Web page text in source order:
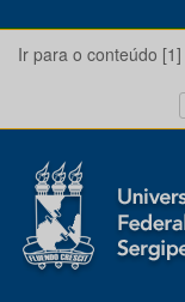
Ir para o conteúdo [1]